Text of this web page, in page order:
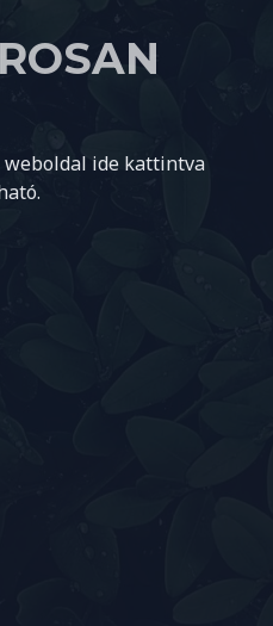
ide kattintva